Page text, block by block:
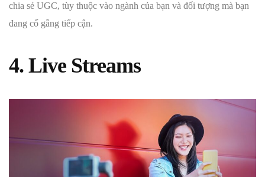
chia sẻ UGC, tùy thuộc vào ngành của bạn và đối tượng mà bạn
đang cố gắng tiếp cận.
4. Live Streams